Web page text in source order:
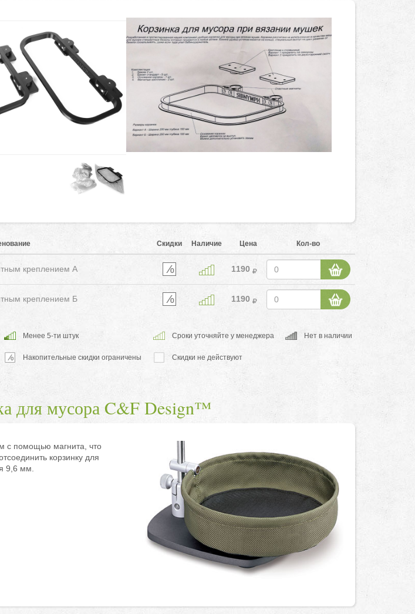
Скидки Наличие Цена Кол-во
креплением A 1190
креплением Б 1190
Менее 5-ти штук Cроки уточняйте у менеджера Нет в наличии
Накопительные скидки ограничены Скидки не действуют
для мусора C&F Design™
с помощью магнита, что
корзинку для
9,6 мм.